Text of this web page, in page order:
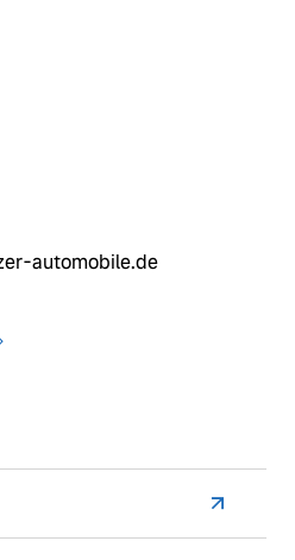
automobile.de